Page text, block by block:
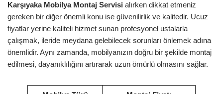
Karşıyaka Mobilya Montaj Servisi alırken dikkat etmeniz
gereken bir diğer önemli konu ise güvenilirlik ve kalitedir. Ucuz
fiyatlar yerine kaliteli hizmet sunan profesyonel ustalarla
çalışmak, ileride meydana gelebilecek sorunları önlemek adına
önemlidir. Aynı zamanda, mobilyanızın doğru bir şekilde montaj
edilmesi, dayanıklılığını artırarak uzun ömürlü olmasını sağlar.